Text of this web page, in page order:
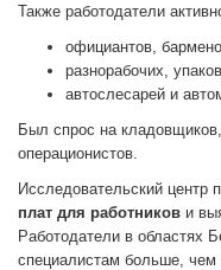
Также работодатели
официантов,
разнорабочих,
автослесарей и
Был спрос на
операционистов.
Исследовательский центр
плат для работников и
Работодатели в областях
специалистам больше, чем